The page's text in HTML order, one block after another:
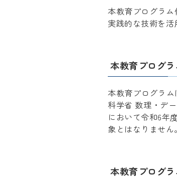
本教育プログラ
実践的な技術を
本教育プログ
本教育プログラ
科学省 数理・デ
において令和6年
象とはなりません。
本教育プログ